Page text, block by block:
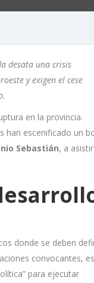
desata una crisis
y exigen el cese
en la provincia.
han escenificado un
Sebastián, a
donde se deben
convocantes,
para ejecutar